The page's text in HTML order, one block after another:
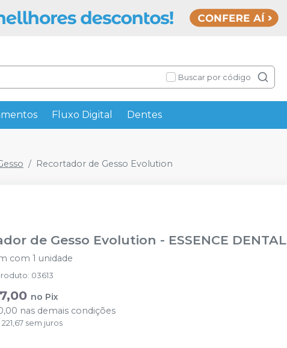
Buscar por código
Fluxo Digital Dentes
Recortador de Gesso Evolution
de Gesso Evolution - ESSENCE DENTAL
com 1 unidade
: 03613
no Pix
nas demais condições
sem juros